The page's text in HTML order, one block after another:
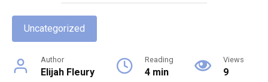
Uncategorized
Author
Elijah Fleury
Reading
4 min
Views
9